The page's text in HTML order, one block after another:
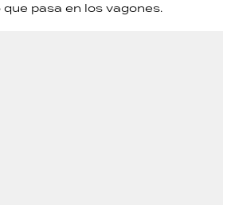
pasa en los vagones.